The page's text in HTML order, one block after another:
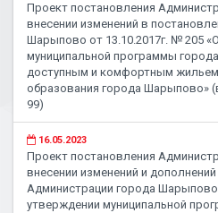
Проект постановления
внесении изменений в
Шарыпово от 13.10.2017г. № 205
муниципальной программы
доступным и комфортным жильем
образования города Шарыпово»
99)
16.05.2023
Проект постановления
внесении изменений и
Администрации города
утверждении муниципальной